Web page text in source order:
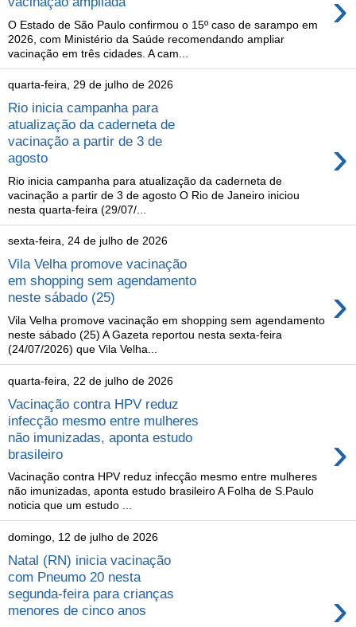
O Estado de São Paulo confirmou o 15º caso de sarampo em
2026, com Ministério da Saúde recomendando ampliar
vacinação em três cidades. A cam...
quarta-feira, 29 de julho de 2026
Rio inicia campanha para
atualização da caderneta de
vacinação a partir de 3 de
agosto
›
Rio inicia campanha para atualização da caderneta de
vacinação a partir de 3 de agosto O Rio de Janeiro iniciou
nesta quarta-feira (29/07/...
sexta-feira, 24 de julho de 2026
Vila Velha promove vacinação
em shopping sem agendamento
neste sábado (25)
›
Vila Velha promove vacinação em shopping sem agendamento
neste sábado (25) A Gazeta reportou nesta sexta-feira
(24/07/2026) que Vila Velha...
quarta-feira, 22 de julho de 2026
Vacinação contra HPV reduz
infecção mesmo entre mulheres
não imunizadas, aponta estudo
brasileiro
›
Vacinação contra HPV reduz infecção mesmo entre mulheres
não imunizadas, aponta estudo brasileiro A Folha de S.Paulo
noticia que um estudo ...
domingo, 12 de julho de 2026
Natal (RN) inicia vacinação
com Pneumo 20 nesta
segunda-feira para crianças
menores de cinco anos
›